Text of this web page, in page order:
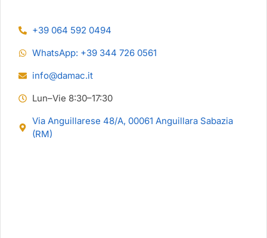
+39 064 592 0494
WhatsApp: +39 344 726 0561
info@damac.it
Lun–Vie 8:30–17:30
Via Anguillarese 48/A, 00061 Anguillara Sabazia
(RM)